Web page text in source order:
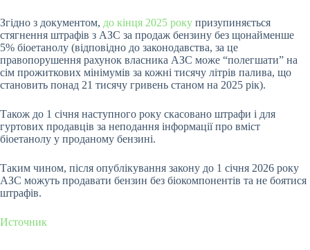
Згідно з документом, до кінця 2025 року призупиняється
стягнення штрафів з АЗС за продаж бензину без щонайменше
5% біоетанолу (відповідно до законодавства, за це
правопорушення рахунок власника АЗС може “полегшати” на
сім прожиткових мінімумів за кожні тисячу літрів палива, що
становить понад 21 тисячу гривень станом на 2025 рік).
Також до 1 січня наступного року скасовано штрафи і для
гуртових продавців за неподання інформації про вміст
біоетанолу у проданому бензині.
Таким чином, після опублікування закону до 1 січня 2026 року
АЗС можуть продавати бензин без біокомпонентів та не боятися
штрафів.
Источник